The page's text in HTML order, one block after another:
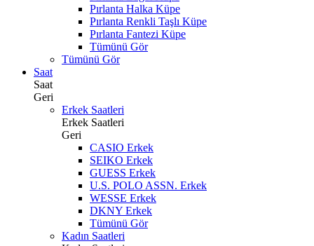
Pırlanta Halka Küpe
Pırlanta Renkli Taşlı Küpe
Pırlanta Fantezi Küpe
Tümünü Gör
Tümünü Gör
Saat
Saat
Geri
Erkek Saatleri
Erkek Saatleri
Geri
CASIO Erkek
SEIKO Erkek
GUESS Erkek
U.S. POLO ASSN. Erkek
WESSE Erkek
DKNY Erkek
Tümünü Gör
Kadın Saatleri